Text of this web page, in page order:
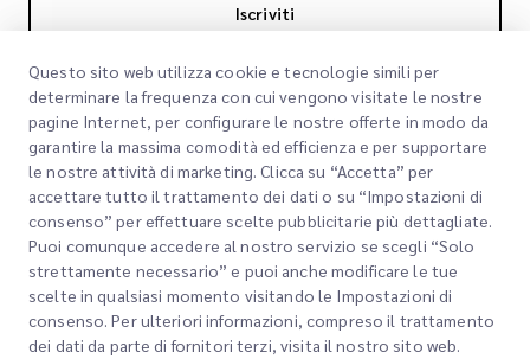
Iscriviti
Iscrivendoti accetti la nostra Informativa sulla privacy Informativa sulla
privacy
Link rapidi
Questo sito web utilizza cookie e tecnologie simili per
determinare la frequenza con cui vengono visitate le nostre
pagine Internet, per configurare le nostre offerte in modo da
garantire la massima comodità ed efficienza e per supportare
le nostre attività di marketing. Clicca su “Accetta” per
accettare tutto il trattamento dei dati o su “Impostazioni di
consenso” per effettuare scelte pubblicitarie più dettagliate.
Puoi comunque accedere al nostro servizio se scegli “Solo
strettamente necessario” e puoi anche modificare le tue
scelte in qualsiasi momento visitando le Impostazioni di
consenso. Per ulteriori informazioni, compreso il trattamento
dei dati da parte di fornitori terzi, visita il nostro sito web.